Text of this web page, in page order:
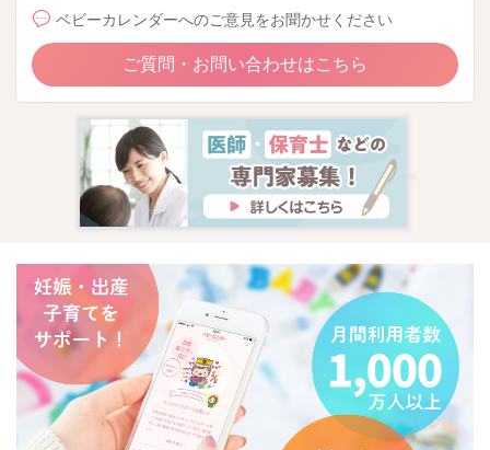
ベビーカレンダーへのご意見をお聞かせください
ご質問・お問い合わせはこちら